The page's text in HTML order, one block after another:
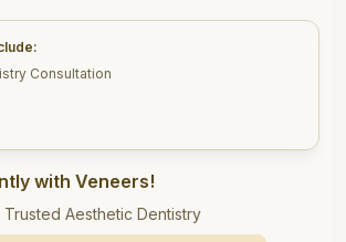
Consultation
with Veneers!
Aesthetic Dentistry